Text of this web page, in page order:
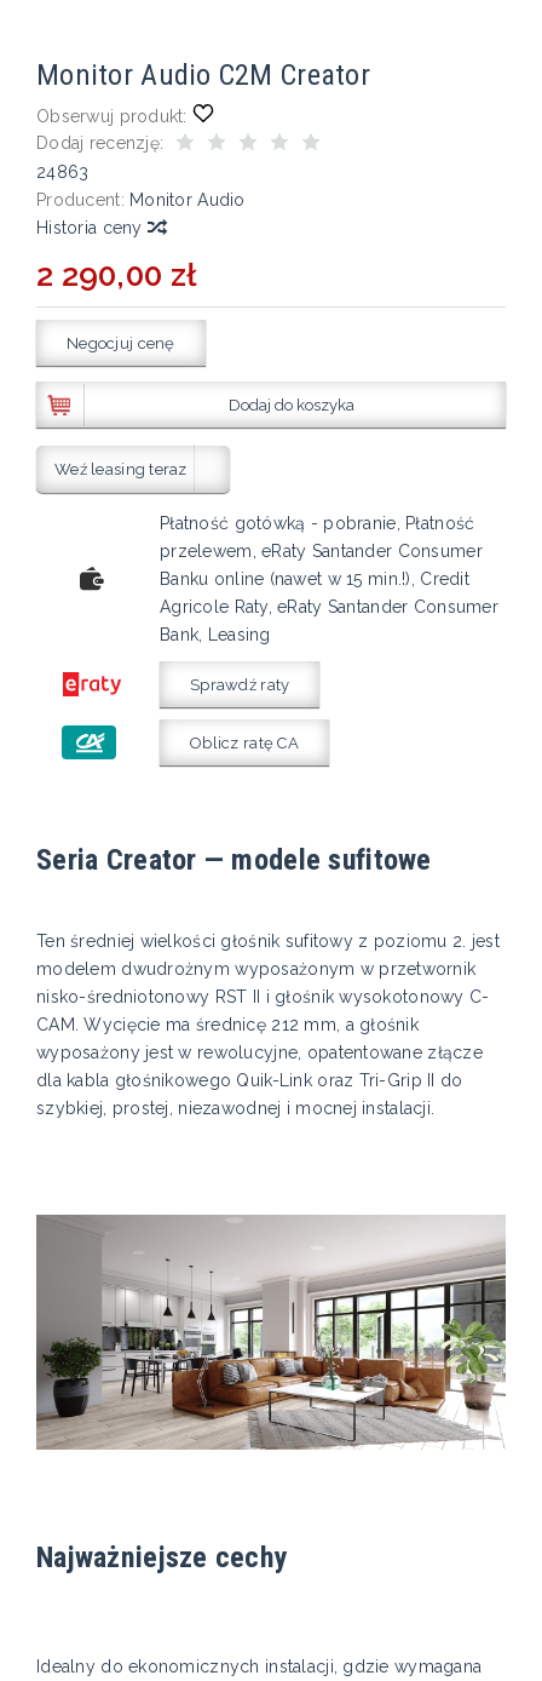
Monitor Audio C2M Creator
Obserwuj produkt:
Dodaj recenzję:
24863
Producent: Monitor Audio
Historia ceny
2 290,00 zł
Negocjuj cenę
Dodaj do koszyka
Weź leasing teraz
Płatność gotówką - pobranie, Płatność
przelewem, eRaty Santander Consumer
Banku online (nawet w 15 min.!), Credit
Agricole Raty, eRaty Santander Consumer
Bank, Leasing
Sprawdź raty
Oblicz ratę CA
Seria Creator — modele sufitowe
Ten średniej wielkości głośnik sufitowy z poziomu 2. jest
modelem dwudrożnym wyposażonym w przetwornik
nisko-średniotonowy RST II i głośnik wysokotonowy C-
CAM. Wycięcie ma średnicę 212 mm, a głośnik
wyposażony jest w rewolucyjne, opatentowane złącze
dla kabla głośnikowego Quik-Link oraz Tri-Grip II do
szybkiej, prostej, niezawodnej i mocnej instalacji.
Najważniejsze cechy
Idealny do ekonomicznych instalacji, gdzie wymagana